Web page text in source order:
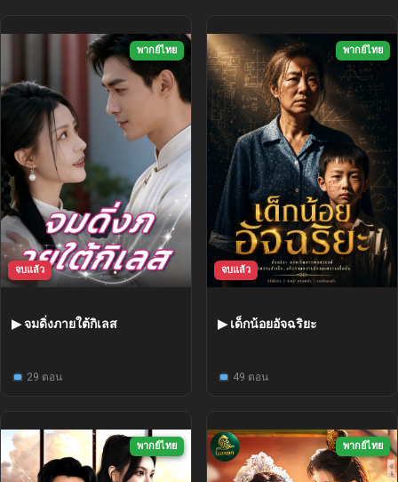
พากย์ไทย
จบแล้ว
▶ จมดิ่งภายใต้กิเลส
29 ตอน
พากย์ไทย
จบแล้ว
▶ เด็กน้อยอัจฉริยะ
49 ตอน
พากย์ไทย พากย์ไทย